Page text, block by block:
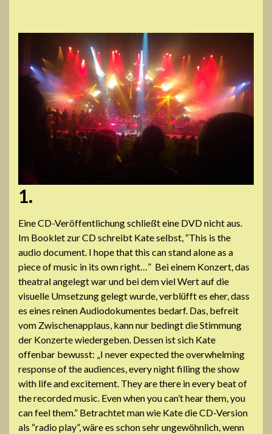
1.
Eine CD-Veröffentlichung schließt eine DVD nicht aus.
Im Booklet zur CD schreibt Kate selbst, “This is the
audio document. I hope that this can stand alone as a
piece of music in its own right…” Bei einem Konzert, das
theatral angelegt war und bei dem viel Wert auf die
visuelle Umsetzung gelegt wurde, verblüfft es eher, dass
es eines reinen Audiodokumentes bedarf. Das, befreit
vom Zwischenapplaus, kann nur bedingt die Stimmung
der Konzerte wiedergeben. Dessen ist sich Kate
offenbar bewusst: „I never expected the overwhelming
response of the audiences, every night filling the show
with life and excitement. They are there in every beat of
the recorded music. Even when you can’t hear them, you
can feel them.” Betrachtet man wie Kate die CD-Version
als “radio play”, wäre es schon sehr ungewöhnlich, wenn